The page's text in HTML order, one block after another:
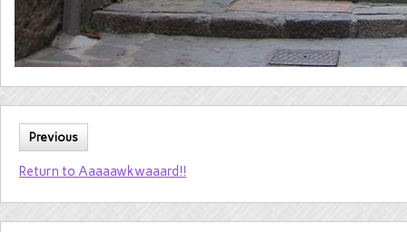
Previous
Return to Aaaaawkwaaard!!